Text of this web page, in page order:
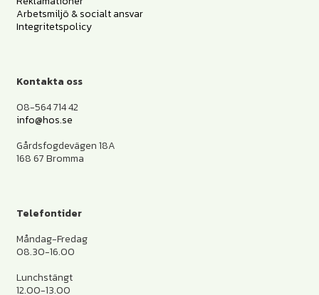
Arbetsmiljö & socialt ansvar
Integritetspolicy
Kontakta oss
08-564 714 42
info@hos.se
Gårdsfogdevägen 18A
168 67 Bromma
Telefontider
Måndag-Fredag
08.30-16.00
Lunchstängt
12.00-13.00